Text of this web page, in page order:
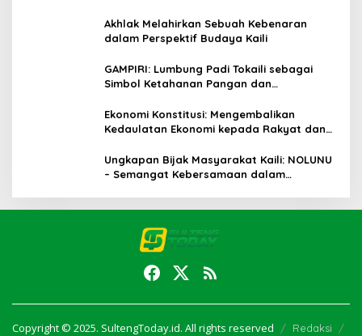
Akhlak Melahirkan Sebuah Kebenaran
dalam Perspektif Budaya Kaili
GAMPIRI: Lumbung Padi Tokaili sebagai
Simbol Ketahanan Pangan dan
Ekonomi Konstitusi: Mengembalikan
Kedaulatan Ekonomi kepada Rakyat dan
Ungkapan Bijak Masyarakat Kaili: NOLUNU
– Semangat Kebersamaan dalam
Copyright © 2025. SultengToday.id. All rights reserved Redaksi